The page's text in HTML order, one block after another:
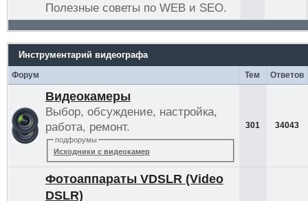
Полезные советы по WEB и SEO.
Инструментарий видеографа
Форум Тем Ответов
Видеокамеры
Выбор, обсуждение, настройка,
работа, ремонт.
подфорумы
Исходники с видеокамер
301 34043
Фотоаппараты VDSLR (Video
DSLR)